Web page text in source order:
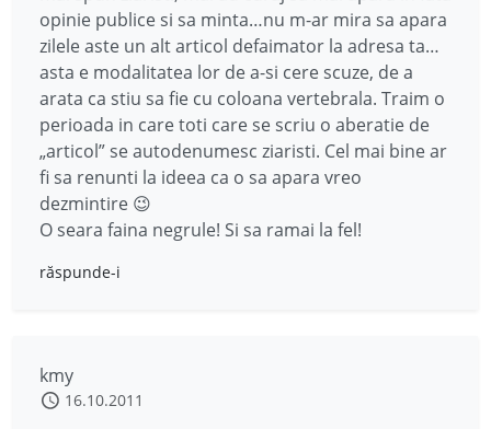
opinie publice si sa minta…nu m-ar mira sa apara
zilele aste un alt articol defaimator la adresa ta…
asta e modalitatea lor de a-si cere scuze, de a
arata ca stiu sa fie cu coloana vertebrala. Traim o
perioada in care toti care se scriu o aberatie de
„articol” se autodenumesc ziaristi. Cel mai bine ar
fi sa renunti la ideea ca o sa apara vreo
dezmintire 😉
O seara faina negrule! Si sa ramai la fel!
răspunde-i
kmy
16.10.2011